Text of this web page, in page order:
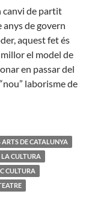
canvi de partit
de govern
aquest fet és
el model de
en passar del
laborisme de
anglosaxó i les
ARTS DE CATALUNYA
CULTURA
CULTURA